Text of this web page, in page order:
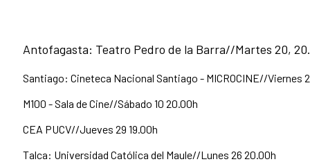
Antofagasta: Teatro Pedro de la Barra//Martes 20,
Santiago: Cineteca Nacional Santiago - MICROCINE//Viernes
M100 - Sala de Cine//Sábado 10 20.00h
CEA PUCV//Jueves 29 19.00h
Talca: Universidad Católica del Maule//Lunes 26 20.00h